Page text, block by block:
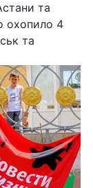
та
охопило 4
та